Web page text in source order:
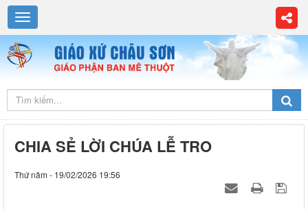
CHIA SẺ LỜI CHÚA LỄ TRO
Thứ năm - 19/02/2026 19:56